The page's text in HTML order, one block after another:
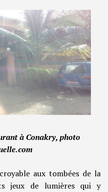
à Conakry, photo
aux tombées de la
jeux de lumières qui y